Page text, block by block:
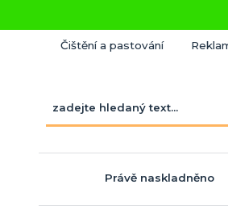
Čištění a pastování
Právě naskladněno